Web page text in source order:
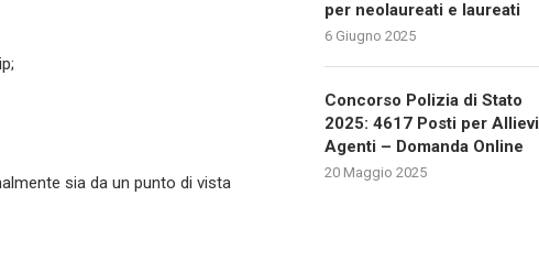
sia da un punto di vista
per neolaureati e laureati
6 Giugno 2025
Concorso Polizia di Stato
2025: 4617 Posti per Allievi
Agenti – Domanda Online
20 Maggio 2025